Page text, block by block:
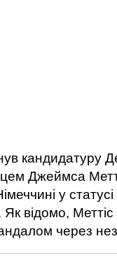
кандидатуру
Джеймса
у
відомо, Меттіс
через